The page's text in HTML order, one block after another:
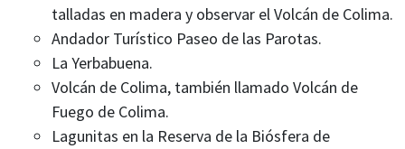
talladas en madera y observar el Volcán de Colima.
Andador Turístico Paseo de las Parotas.
La Yerbabuena.
Volcán de Colima, también llamado Volcán de
Fuego de Colima.
Lagunitas en la Reserva de la Biósfera de